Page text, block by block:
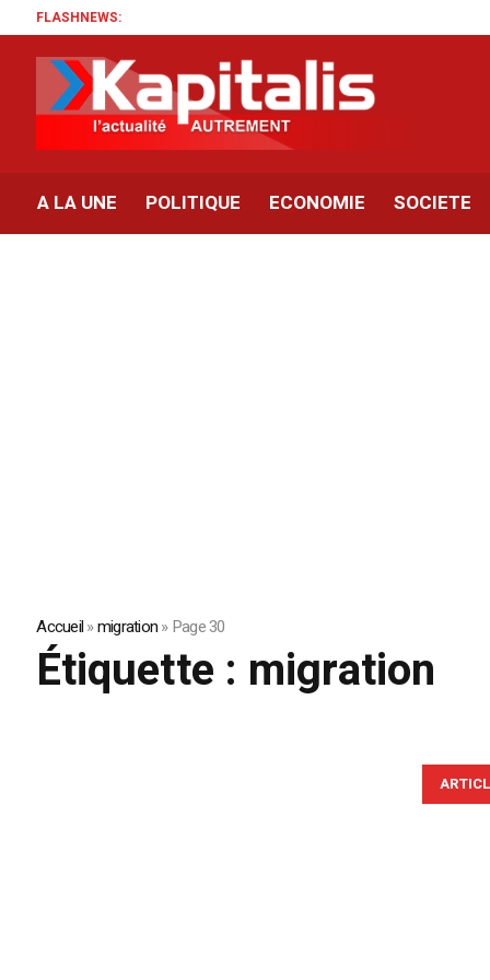
FLASHNEWS:
A LA UNE POLITIQUE ECONOMIE SOCIETE
Accueil»migration»Page 30
Étiquette : migration